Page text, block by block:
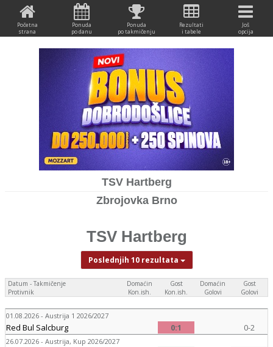
Početna
strana
Ponuda
po danu
Ponuda
po takmičenju
Rezultati
i tabele
Još
opcija
TSV Hartberg
Zbrojovka Brno
TSV Hartberg
Poslednjih 10 rezultata
Datum - Takmičenje
Domaćin
Kon.ish.
Gost
Kon.ish.
Domaćin
Golovi
Gost
Golovi
Protivnik
01.08.2026 - Austrija 1 2026/2027
Red Bul Salcburg 0:1 0-2
26.07.2026 - Austrija, Kup 2026/2027